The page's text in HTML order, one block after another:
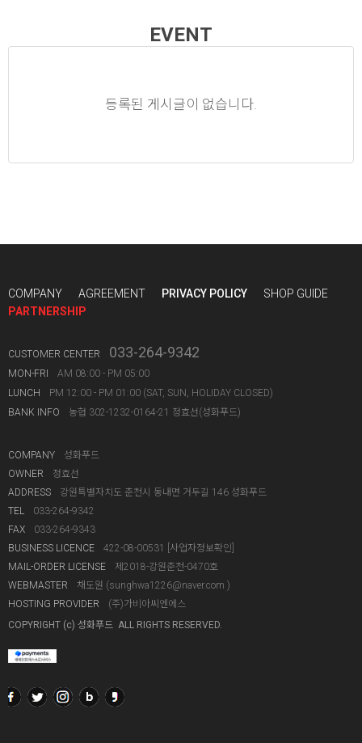
EVENT
등록된 게시글이 없습니다.
COMPANY AGREEMENT PRIVACY POLICY
SHOP GUIDE
PARTNERSHIP
CUSTOMER CENTER 033-264-9342
MON-FRI
AM 08:00 - PM 05:00
LUNCH
PM 12:00 - PM 01:00 (SAT, SUN, HOLIDAY CLOSED)
BANK INFO
농협 302-1232-0164-21 정효선(성화푸드)
COMPANY
성화푸드
OWNER
정효선
ADDRESS
강원특별자치도 춘천시 동내면 거두길 146 성화푸드
TEL
033-264-9342
FAX
033-264-9343
BUSINESS LICENCE
422-08-00531
[사업자정보확인]
MAIL-ORDER LICENSE
제2018-강원춘천-0470호
WEBMASTER
채도원 (sunghwa1226@naver.com )
HOSTING PROVIDER
(주)가비아씨엔에스
COPYRIGHT (c) 성화푸드 ALL RIGHTS RESERVED.